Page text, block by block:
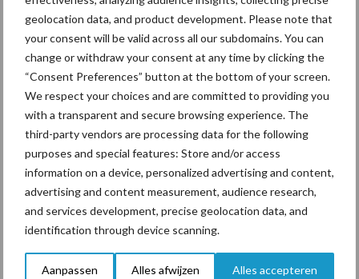
geolocation data, and product development. Please note that
your consent will be valid across all our subdomains. You can
change or withdraw your consent at any time by clicking the
“Consent Preferences” button at the bottom of your screen.
We respect your choices and are committed to providing you
with a transparent and secure browsing experience. The
third-party vendors are processing data for the following
purposes and special features: Store and/or access
information on a device, personalized advertising and content,
advertising and content measurement, audience research,
and services development, precise geolocation data, and
identification through device scanning.
Aanpassen Alles afwijzen Alles accepteren
Iedere pilotboer mag nu tegen beloning op eigen erf met de
doelen aan de slag. Dat zijn inspanningen afgestemd zijn op de
model biedt perspectief, want er wordt rekening gehouden met
het gebied waarin ik boer. Extra inspanningen leiden tot een
hogere beloning en dat werkt motiverend’, vatte één van de
boeren treffend samen.
Een vertegenwoordiger uit de Markeraad reageerde: ‘Theorie en
praktijk komen hier samen en het is positief dat draagvlak in de
praktijk op voorhand wordt geregeld. Omdat de sturing
eenduidiger is, worden doelen sneller bereikt. Hieruit blijkt: met